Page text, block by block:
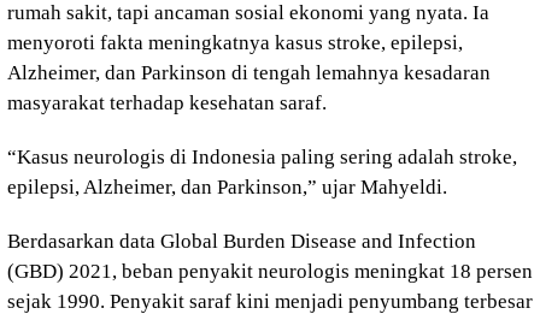
rumah sakit, tapi ancaman sosial ekonomi yang nyata. Ia
menyoroti fakta meningkatnya kasus stroke, epilepsi,
Alzheimer, dan Parkinson di tengah lemahnya kesadaran
masyarakat terhadap kesehatan saraf.
“Kasus neurologis di Indonesia paling sering adalah stroke,
epilepsi, Alzheimer, dan Parkinson,” ujar Mahyeldi.
Berdasarkan data Global Burden Disease and Infection
(GBD) 2021, beban penyakit neurologis meningkat 18 persen
sejak 1990. Penyakit saraf kini menjadi penyumbang terbesar